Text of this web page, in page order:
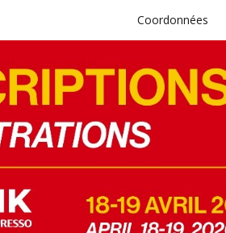
Coordonnées
des fonds
Nespresso de